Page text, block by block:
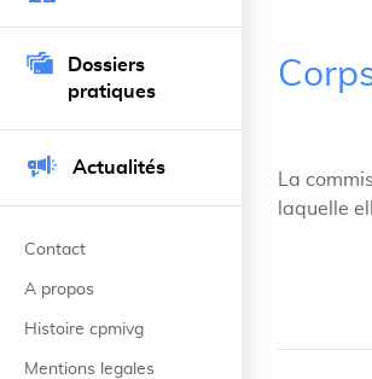
Dossiers
pratiques
Actualités
Contact
A propos
Histoire cpmivg
Mentions legales
La
laquelle